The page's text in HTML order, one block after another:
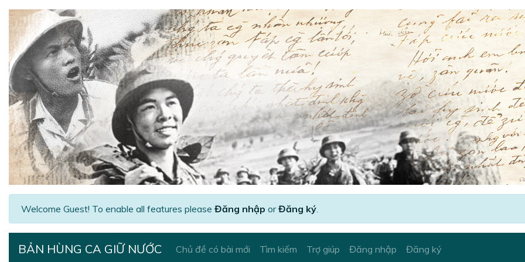
Welcome Guest! To enable all features please Đăng nhập orĐăng ký.
BẢN HÙNG CA GIỮ NƯỚC Chủ đề có bài mới Tìm kiếm Trợ giúp Đăng nhập Đăng ký